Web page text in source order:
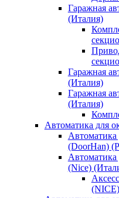
Гаражная
(Италия)
Гаражная
(Италия)
Гаражная
(Италия)
Автоматика для
Автоматика
(DoorHan)
Автоматика
(Nice)
(NICE)